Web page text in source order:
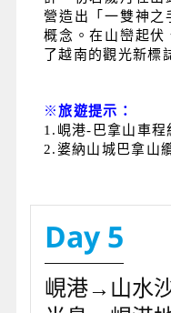
營造出「一雙神之
概念。在山巒起伏
了越南的觀光新標
※旅遊提示：
1.峴港-巴拿山車程
2.婆納山城巴拿山
Day 5
峴港→山水